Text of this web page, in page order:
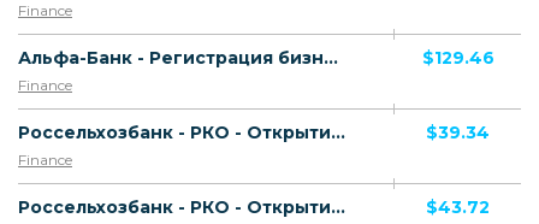
Finance
Альфа-Банк - Регистрация бизнеса и РКО - Открытие р/с - Открытие р/с ИП (1-20 шт.)
Finance
$129.46
Россельхозбанк - РКО - Открытие счета - От 1 до 149 открытых счетов (платный тариф)
Finance
$39.34
Россельхозбанк - РКО - Открытие счета - От 150 открытых счетов (платный тариф) $43.72